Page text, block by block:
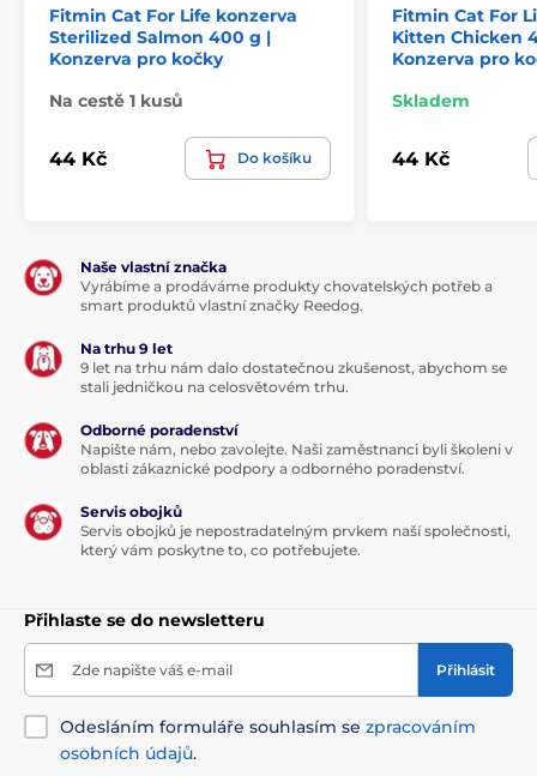
Analytické složky:
Hrubý protein 16 %, hrubý tuk 11 %, hrubý popel 2,5 %,
obsah vitamínů a aminokyselin. Neobsahuje žádné
konzervační látky.
vitamin D₃ 160 IU, vitamin E 25 mg, zinek (ve formě
(jako oxid manganatý) 2,5 mg, měď (jako síran
µg
Dávkování:
Fitmin Cat For Life konzerva
Sterilized Salmon 400 g |
Konzerva pro kočky
Na cestě 1 kusů
44 Kč Do košíku
Fitmin Cat For
Kitten Chicken
Konzerva pro
Skladem
44 Kč
Naše vlastní značka
Vyrábíme a prodáváme produkty chovatelských potřeb a
smart produktů vlastní značky Reedog.
Na trhu 9 let
9 let na trhu nám dalo dostatečnou zkušenost, abychom se
stali jedničkou na celosvětovém trhu.
Odborné poradenství
Napište nám, nebo zavolejte. Naši zaměstnanci byli školeni v
oblasti zákaznické podpory a odborného poradenství.
Servis obojků
Servis obojků je nepostradatelným prvkem naší společnosti,
který vám poskytne to, co potřebujete.
Přihlaste se do newsletteru
Zde napište váš e-mail Přihlásit
Odesláním formuláře souhlasím se zpracováním
osobních údajů.